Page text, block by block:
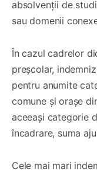
absolvenții de
sau domenii
În cazul cadrelor
preșcolar,
pentru anumite
comune și orașe
aceeași categorie
încadrare, suma
Cele mai mari